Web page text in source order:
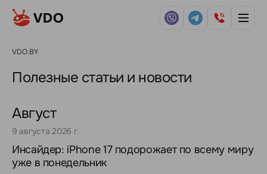
VDO.BY
Полезные статьи и новости
Август
9 августа 2026 г.
Инсайдер: iPhone 17 подорожает по всему миру
уже в понедельник